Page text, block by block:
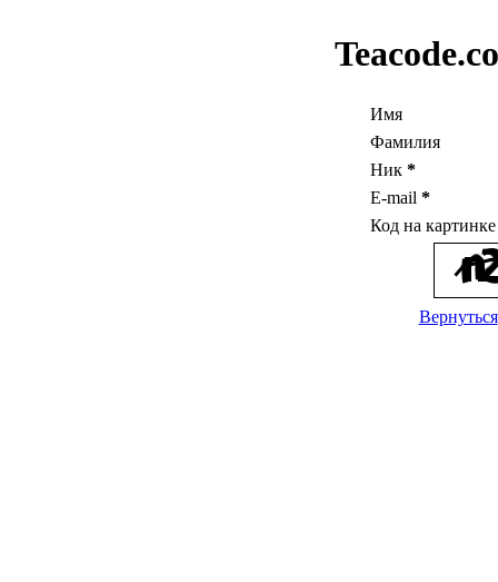
Имя
Фамилия
Ник *
E-mail *
Код на
Вернуться